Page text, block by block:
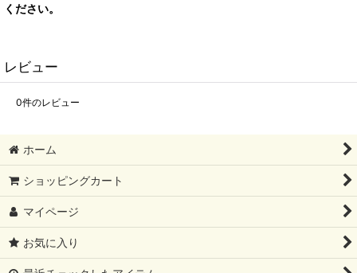
ください。
レビュー
0件のレビュー
ホーム
ショッピングカート
マイページ
お気に入り